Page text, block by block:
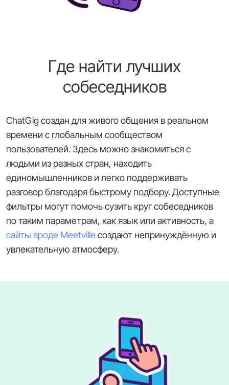
Где найти лучших
собеседников
ChatGig создан для живого общения в реальном
времени с глобальным сообществом
пользователей. Здесь можно знакомиться с
людьми из разных стран, находить
единомышленников и легко поддерживать
разговор благодаря быстрому подбору. Доступные
фильтры могут помочь сузить круг собеседников
по таким параметрам, как язык или активность, а
сайты вроде Meetville создают непринуждённую и
увлекательную атмосферу.